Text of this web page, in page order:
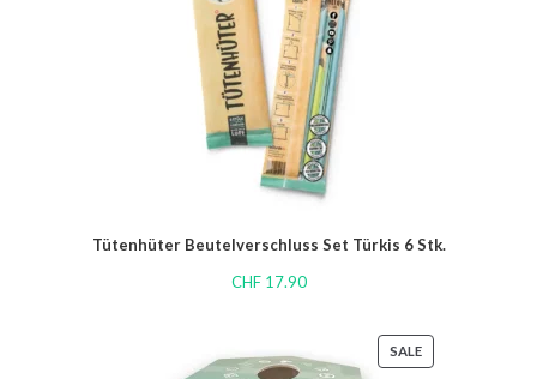
Tütenhüter Beutelverschluss Set Türkis 6 Stk.
CHF17.90
SALE